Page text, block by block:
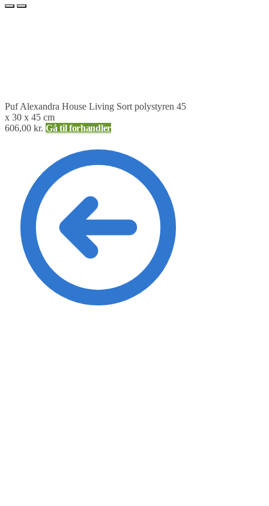
Puf Alexandra House Living Sort polystyren 45
x 30 x 45 cm
606,00 kr. Gå til forhandler